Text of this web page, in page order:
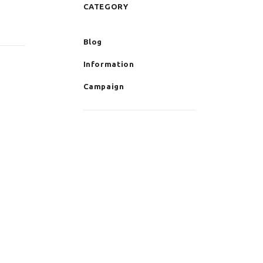
CATEGORY
Blog
Information
Campaign